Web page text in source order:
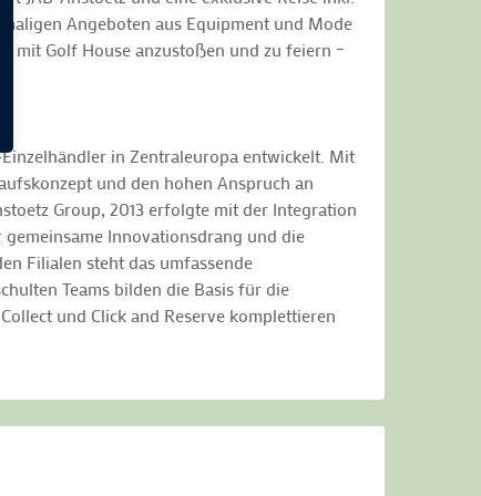
Angeboten aus Equipment und Mode
mit Golf House anzustoßen und zu feiern –
in Zentraleuropa entwickelt. Mit
und den hohen Anspruch an
Group, 2013 erfolgte mit der Integration
Innovationsdrang und die
Filialen steht das umfassende
Teams bilden die Basis für die
und Click and Reserve komplettieren